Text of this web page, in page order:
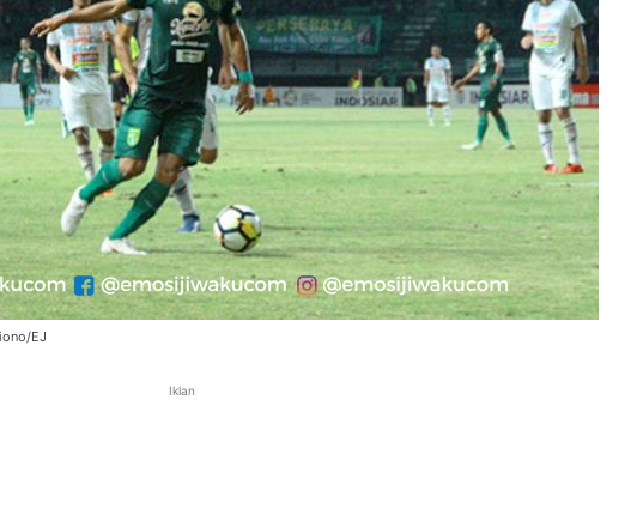
EJ
Iklan